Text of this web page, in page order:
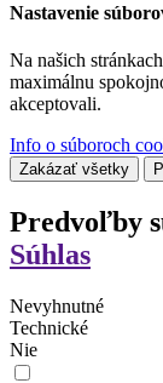
Nastavenie
Na našich
maximálnu
akceptovali.
Info o súboroch
Zakázať všetky
Predvoľby
Súhlas
Nevyhnutné
Technické
Nie